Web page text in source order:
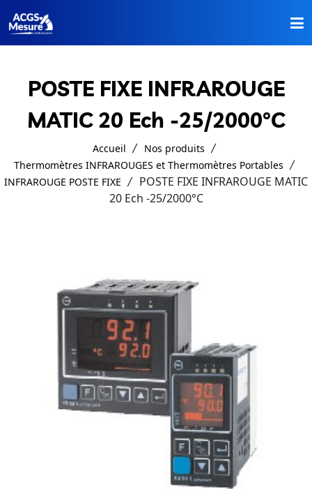
Nos Produits
A Propos
Catalogues
POSTE FIXE INFRAROUGE
MATIC 20 Ech -25/2000°C
Accueil
Nos produits
Thermomètres INFRAROUGES et Thermomètres Portables
INFRAROUGE POSTE FIXE
POSTE FIXE INFRAROUGE MATIC
20 Ech -25/2000°C